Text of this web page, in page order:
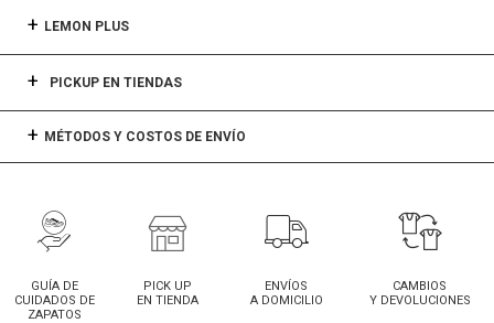
LEMON PLUS
PICKUP EN TIENDAS
MÉTODOS Y COSTOS DE ENVÍO
GUÍA DE
CUIDADOS DE
ZAPATOS
PICK UP
EN TIENDA
ENVÍOS
A DOMICILIO
CAMBIOS
Y DEVOLUCIONES